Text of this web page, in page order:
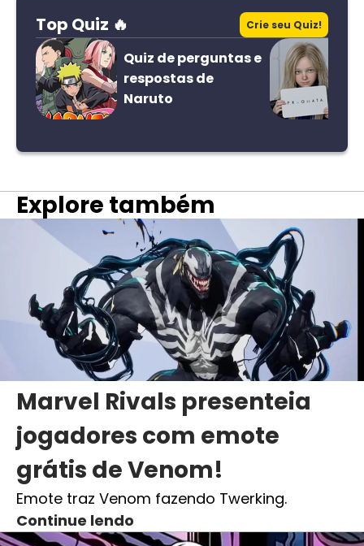
Top Quiz 🔥 Crie seu Quiz!
Quiz de perguntas e
respostas de
Naruto
Explore também
Marvel Rivals presenteia
jogadores com emote
grátis de Venom!
Emote traz Venom fazendo Twerking.
Continue lendo